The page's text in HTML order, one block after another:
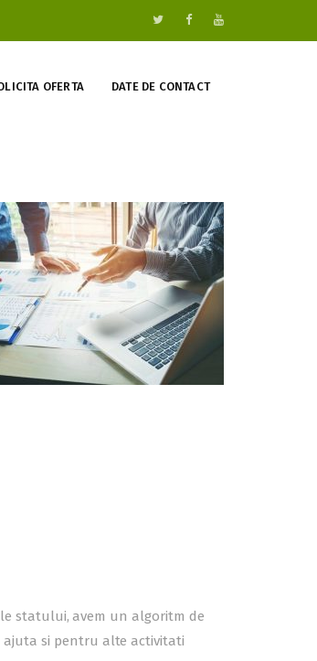
OFERTA DATE DE CONTACT
statului, avem un algoritm de
ajuta si pentru alte activitati